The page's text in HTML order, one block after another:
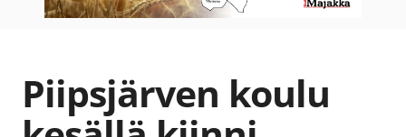
Piipsjärven koulu